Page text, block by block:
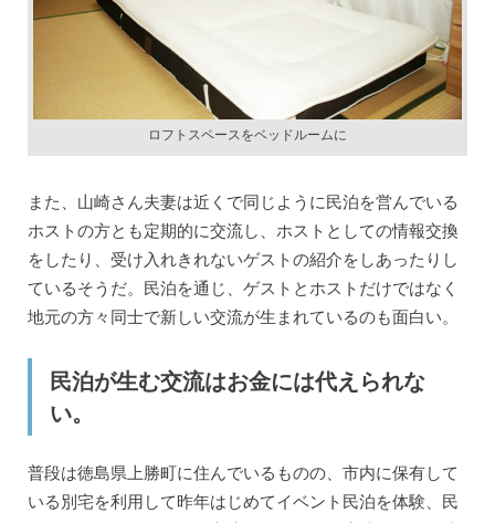
ロフトスペースをベッドルームに
また、山崎さん夫妻は近くで同じように民泊を営んでいる
ホストの方とも定期的に交流し、ホストとしての情報交換
をしたり、受け入れきれないゲストの紹介をしあったりし
ているそうだ。民泊を通じ、ゲストとホストだけではなく
地元の方々同士で新しい交流が生まれているのも面白い。
民泊が生む交流はお金には代えられな
い。
普段は徳島県上勝町に住んでいるものの、市内に保有して
いる別宅を利用して昨年はじめてイベント民泊を体験、民